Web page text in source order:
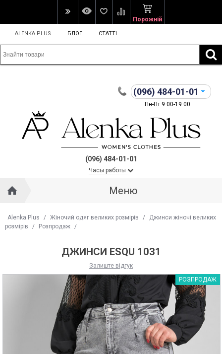
Порожній
ALENKA PLUS БЛОГ СТАТТІ
(096) 484-01-01
Пн-Пт 9:00-19:00
(096) 484-01-01
Часы работы
Меню
Alenka Plus / Жіночий одяг великих розмірів /
Джинси жіночі великих
розмірів
/ Розпродаж /
ДЖИНСИ ESQU 1031
Залиште відгук
РОЗПРОДАЖ